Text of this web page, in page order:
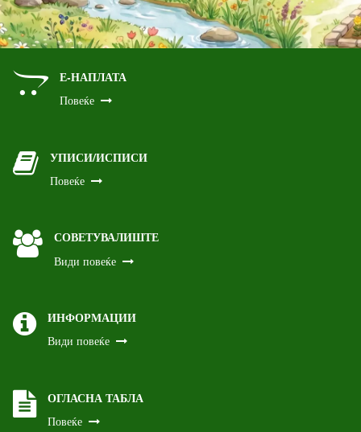
Е-НАПЛАТА
Повеќе
УПИСИ/ИСПИСИ
Повеќе
СОВЕТУВАЛИШТЕ
Види повеќе
ИНФОРМАЦИИ
Види повеќе
ОГЛАСНА ТАБЛА
Повеќе